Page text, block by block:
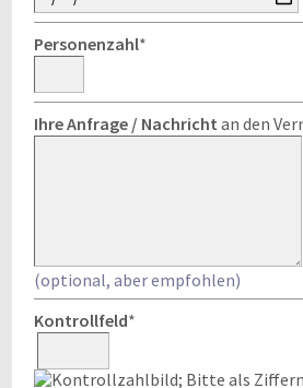
Personenzahl*
Ihre Anfrage / Nachricht an den
(optional, aber empfohlen)
Kontrollfeld*